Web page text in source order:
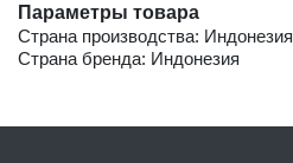
Параметры товара
Страна производства: Индонезия
Страна бренда: Индонезия